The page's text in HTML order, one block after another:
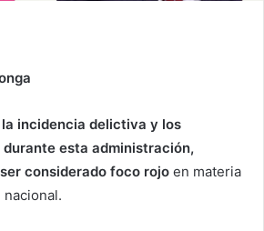
la incidencia delictiva y los
esta administración,
considerado foco rojo en materia